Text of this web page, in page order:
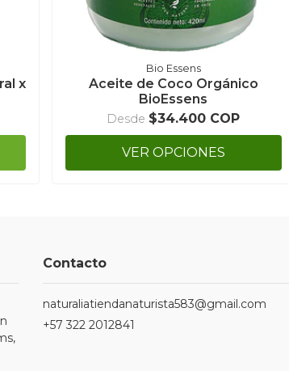
x
Bio Essens
Aceite de Coco Orgánico
BioEssens
Desde $34.400 COP
VER OPCIONES
Contacto
naturaliatiendanaturista583@gmail.com
+57 322 2012841